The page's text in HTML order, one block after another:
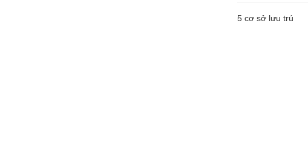
5 cơ sở lưu trú